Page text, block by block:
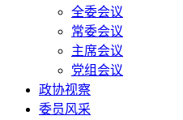
全委会议
常委会议
主席会议
党组会议
政协视察
委员风采